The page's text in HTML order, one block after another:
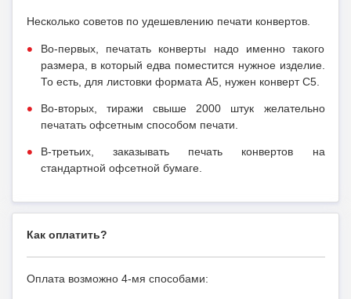
Несколько советов по удешевлению печати конвертов.
Во-первых, печатать конверты надо именно такого
размера, в который едва поместится нужное изделие.
То есть, для листовки формата А5, нужен конверт C5.
Во-вторых, тиражи свыше 2000 штук желательно
печатать офсетным способом печати.
В-третьих, заказывать печать конвертов на
стандартной офсетной бумаге.
Как оплатить?
Оплата возможно 4-мя способами: